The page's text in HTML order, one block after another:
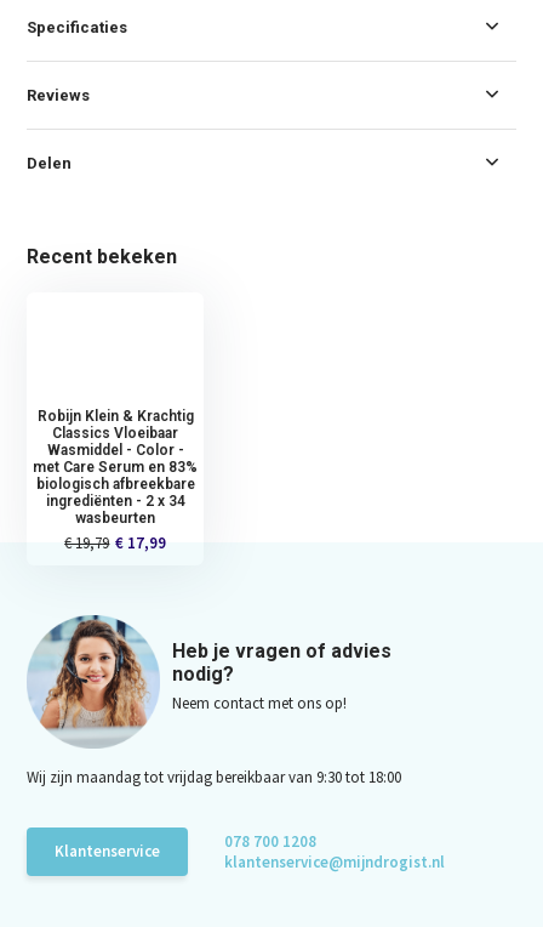
Specificaties
Reviews
Delen
Recent bekeken
Robijn Klein & Krachtig
Classics Vloeibaar
Wasmiddel - Color -
met Care Serum en 83%
biologisch afbreekbare
ingrediënten - 2 x 34
wasbeurten
€ 19,79 € 17,99
Heb je vragen of advies
nodig?
Neem contact met ons op!
Wij zijn maandag tot vrijdag bereikbaar van 9:30 tot 18:00
Klantenservice
078 700 1208
klantenservice@mijndrogist.nl